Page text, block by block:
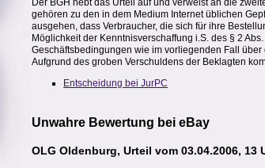
Der BGH hebt das Urteil auf und verweist an die
gehören zu den in dem Medium Internet üblichen
ausgehen, dass Verbraucher, die sich für ihre
Möglichkeit der Kenntnisverschaffung i.S. des § 2
Geschäftsbedingungen wie im vorliegenden Fall
Aufgrund des groben Verschuldens der Beklagten
Entscheidung bei JurPC
Unwahre Bewertung bei eBay
OLG Oldenburg, Urteil vom 03.04.2006, 13